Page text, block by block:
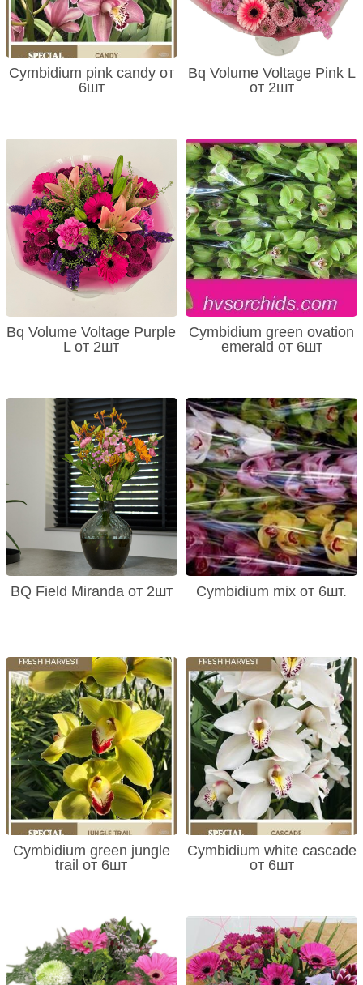
Cymbidium pink candy от
6шт
Bq Volume Voltage Pink L
от 2шт
Bq Volume Voltage Purple
L от 2шт
Cymbidium green ovation
emerald от 6шт
BQ Field Miranda от 2шт Cymbidium mix от 6шт.
Cymbidium green jungle
trail от 6шт
Cymbidium white cascade
от 6шт